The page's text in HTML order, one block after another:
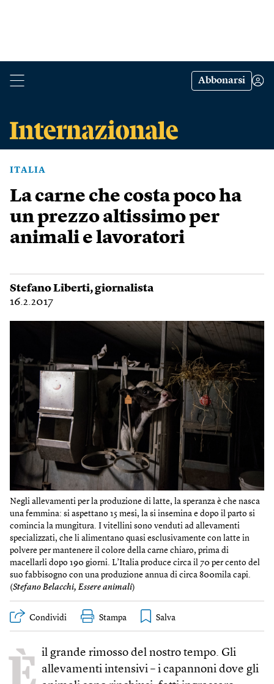
Abbonarsi
ITALIA
La carne che costa poco ha
un prezzo altissimo per
animali e lavoratori
Stefano Liberti, giornalista
16.2.2017
Negli allevamenti per la produzione di latte, la speranza è che nasca
una femmina: si aspettano 15 mesi, la si insemina e dopo il parto si
comincia la mungitura. I vitellini sono venduti ad allevamenti
specializzati, che li alimentano quasi esclusivamente con latte in
polvere per mantenere il colore della carne chiaro, prima di
macellarli dopo 190 giorni. L’Italia produce circa il 70 per cento del
suo fabbisogno con una produzione annua di circa 800mila capi.
(Stefano Belacchi, Essere animali)
Condividi Stampa
È il grande rimosso del nostro tempo. Gli
allevamenti intensivi – i capannoni dove gli